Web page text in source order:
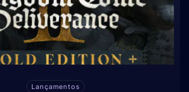
Lançamentos